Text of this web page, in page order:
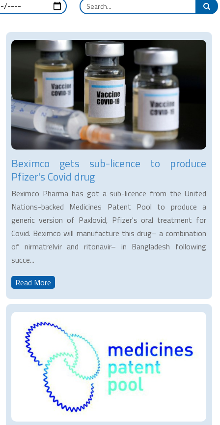
Beximco gets sub-licence to produce
Pfizer's Covid drug
Beximco Pharma has got a sub-licence from the United
Nations-backed Medicines Patent Pool to produce a
generic version of Paxlovid, Pfizer's oral treatment for
Covid. Beximco will manufacture this drug– a combination
of nirmatrelvir and ritonavir– in Bangladesh following
succe...
Read More